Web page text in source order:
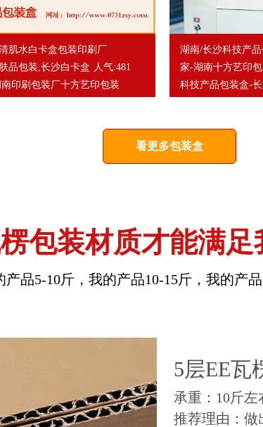
肌水白卡盒包装印刷厂
人气:481
品包装,长沙白卡盒
印刷包装厂十方艺印包装
湖南/长沙科技产
家-湖南十方艺印
科技产品包装盒-
看更多包装盒
包装材质才能满足
产品5-10斤，我的产品10-15斤，我的产
5层EE瓦
承重：10斤左
推荐理由：做